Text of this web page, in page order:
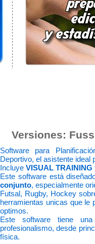
Versiones:
Software para
Deportivo, el asistente ideal
Incluye VISUAL TRAINING
Este software está
conjunto, especialmente
Futsal, Rugby, Hockey
herramientas unicas que le
optimos.
Este software tiene
profesionalismo, desde
física.